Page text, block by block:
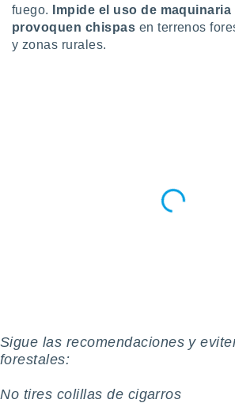
fuego.
Impide el uso de
provoquen chispas en terrenos
y zonas rurales.
Sigue las recomendaciones y
forestales:
️No tires colillas de cigarros